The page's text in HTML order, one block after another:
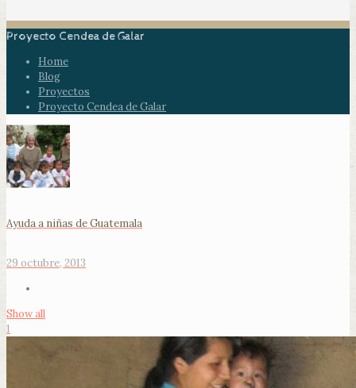
Proyecto Cendea de Galar
Home
Blog
Proyectos
Proyecto Cendea de Galar
Ayuda a niñas de Guatemala
29 octubre, 2013
Show all
1